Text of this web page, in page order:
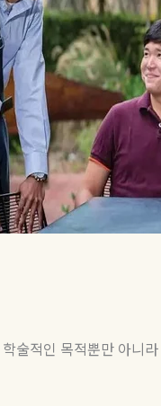
학술적인 목적뿐만 아니